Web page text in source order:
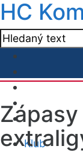
HC
Klub
Zápasy